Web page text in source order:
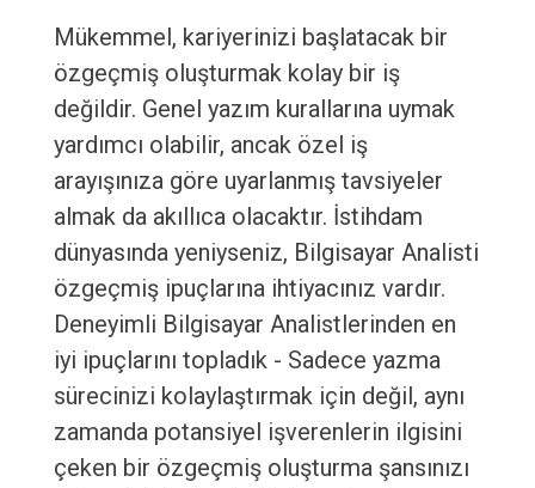
Mükemmel, kariyerinizi başlatacak bir
özgeçmiş oluşturmak kolay bir iş
değildir. Genel yazım kurallarına uymak
yardımcı olabilir, ancak özel iş
arayışınıza göre uyarlanmış tavsiyeler
almak da akıllıca olacaktır. İstihdam
dünyasında yeniyseniz, Bilgisayar Analisti
özgeçmiş ipuçlarına ihtiyacınız vardır.
Deneyimli Bilgisayar Analistlerinden en
iyi ipuçlarını topladık - Sadece yazma
sürecinizi kolaylaştırmak için değil, aynı
zamanda potansiyel işverenlerin ilgisini
çeken bir özgeçmiş oluşturma şansınızı